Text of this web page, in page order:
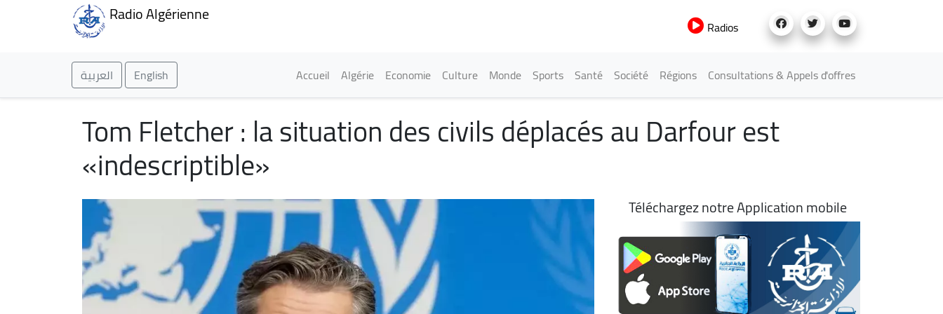
Radio Algérienne
Radios
العربية English Main navigation
Accueil Algérie Economie Culture Monde Sports Santé Société Régions Consultations & Appels d'offres
Tom Fletcher : la situation des civils déplacés au Darfour est
«indescriptible»
Téléchargez notre Application mobile